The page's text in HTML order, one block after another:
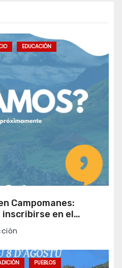
EDUCACIÓN
Campomanes:
en el
PUEBLOS